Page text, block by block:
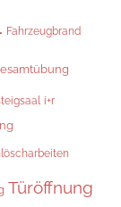
Fahrzeugbrand
i+r
Türöffnung